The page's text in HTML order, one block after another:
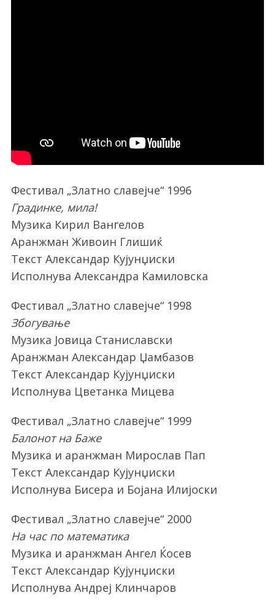
Фестивал „Златно славејче“ 1996
Градинке, мила!
Музика Кирил Вангелов
Аранжман Живоин Глишиќ
Текст Александар Кујунџиски
Исполнува Александра Камиловска
Фестивал „Златно славејче“ 1998
Збогување
Музика Јовица Станиславски
Аранжман Александар Џамбазов
Текст Александар Кујунџиски
Исполнува Цветанка Мицева
Фестивал „Златно славејче“ 1999
Балонот на Баже
Музика и аранжман Мирослав Пап
Текст Александар Кујунџиски
Исполнува Бисера и Бојана Илијоски
Фестивал „Златно славејче“ 2000
На час по математика
Музика и аранжман Ангел Ќосев
Текст Александар Кујунџиски
Исполнува Андреј Клинчаров